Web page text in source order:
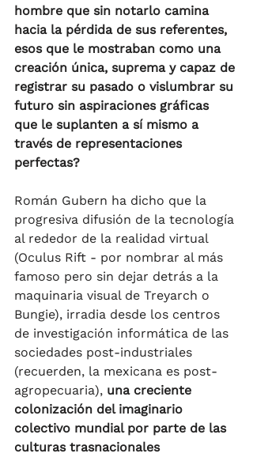
hombre que sin notarlo camina
hacia la pérdida de sus referentes,
esos que le mostraban como una
creación única, suprema y capaz de
registrar su pasado o vislumbrar su
futuro sin aspiraciones gráficas
que le suplanten a sí mismo a
través de representaciones
perfectas?
Román Gubern ha dicho que la
progresiva difusión de la tecnología
al rededor de la realidad virtual
(Oculus Rift - por nombrar al más
famoso pero sin dejar detrás a la
maquinaria visual de Treyarch o
Bungie), irradia desde los centros
de investigación informática de las
sociedades post-industriales
(recuerden, la mexicana es post-
agropecuaria), una creciente
colonización del imaginario
colectivo mundial por parte de las
culturas trasnacionales